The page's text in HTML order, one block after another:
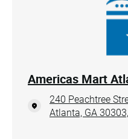
Americas Mart
240 Peachtree
Atlanta, GA